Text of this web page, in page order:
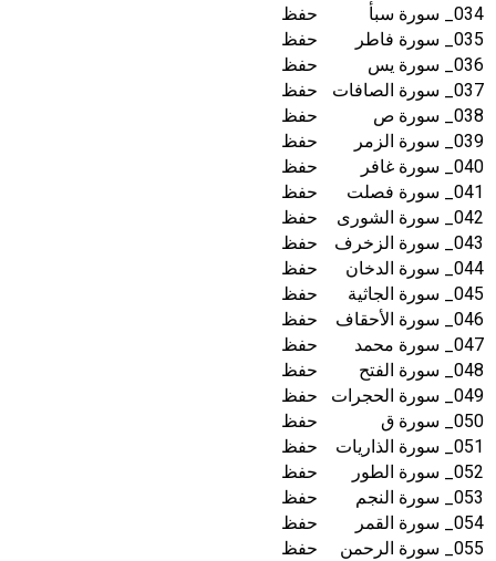
034_ سورة سبأ
حفظ
035_ سورة فاطر
حفظ
036_ سورة يس
حفظ
037_ سورة الصافات
حفظ
038_ سورة ص
حفظ
039_ سورة الزمر
حفظ
040_ سورة غافر
حفظ
041_ سورة فصلت
حفظ
042_ سورة الشورى
حفظ
043_ سورة الزخرف
حفظ
044_ سورة الدخان
حفظ
045_ سورة الجاثية
حفظ
046_ سورة الأحقاف
حفظ
047_ سورة محمد
حفظ
048_ سورة الفتح
حفظ
049_ سورة الحجرات
حفظ
050_ سورة ق
حفظ
051_ سورة الذاريات
حفظ
052_ سورة الطور
حفظ
053_ سورة النجم
حفظ
054_ سورة القمر
حفظ
055_ سورة الرحمن
حفظ